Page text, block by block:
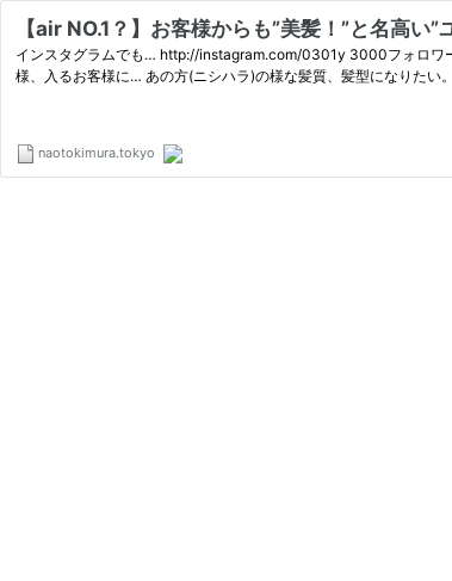
【air NO.1？】お客様からも”美髪！”と名高
インスタグラムでも… http://instagram.com/0301y 3000フォロワ
様、入るお客様に… あの方(ニシハラ)の様な髪質、髪型になりたい。
naotokimura.tokyo